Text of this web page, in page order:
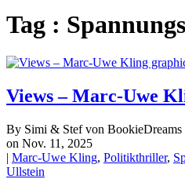
Tag :
Views – Marc-Uwe
By Simi & Stef von BookieDreams
on Nov. 11, 2025
| Marc-Uwe Kling, Politikthriller,
Ullstein